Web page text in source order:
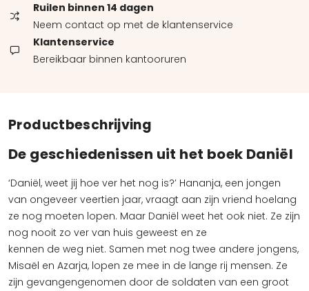
Ruilen binnen 14 dagen
Neem contact op met de klantenservice
Klantenservice
Bereikbaar binnen kantooruren
Productbeschrijving
De geschiedenissen uit het boek Daniël
‘Daniël, weet jij hoe ver het nog is?’ Hananja, een jongen
van ongeveer veertien jaar, vraagt aan zijn vriend hoelang
ze nog moeten lopen. Maar Daniël weet het ook niet. Ze zijn
nog nooit zo ver van huis geweest en ze
kennen de weg niet. Samen met nog twee andere jongens,
Misaël en Azarja, lopen ze mee in de lange rij mensen. Ze
zijn gevangengenomen door de soldaten van een groot